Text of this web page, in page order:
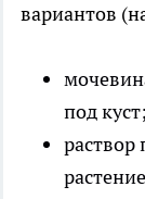
вариантов
под куст;
раствор